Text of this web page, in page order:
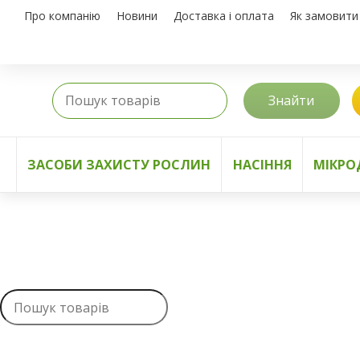
Про компанію Новини Доставка і оплата Як замовити
Знайти
ЗАСОБИ ЗАХИСТУ РОСЛИН НАСІННЯ